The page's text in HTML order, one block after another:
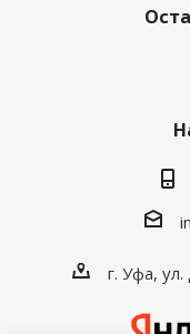
г. Уфа,